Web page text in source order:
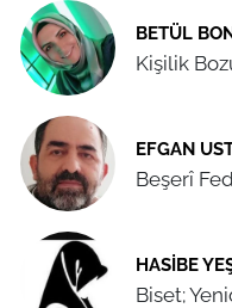
BETÜL
Kişilik
EFGAN
Beşerî
HASIBE
Biset;